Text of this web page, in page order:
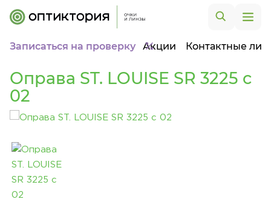
Записаться на проверку Акции Контактные
Оправа ST. LOUISE SR 3225 c
02